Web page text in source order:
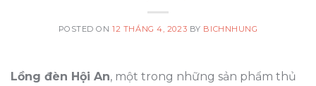
POSTED ON12 THÁNG 4, 2023 BY BICHNHUNG
Lồng đèn Hội An, một trong những sản phẩm thủ